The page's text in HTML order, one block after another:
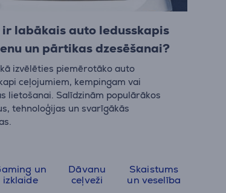
ir labākais auto ledusskapis
un pārtikas dzesēšanai?
kā izvēlēties piemērotāko auto
ceļojumiem, kempingam vai
lietošanai. Salīdzinām populārākos
tehnoloģijas un svarīgākās
un
izklaide
Dāvanu
ceļveži
Skaistums
un veselība